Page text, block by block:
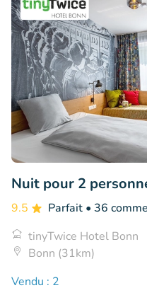
Nuit pour 2
9.5 Parfait • 36
tinyTwice Hotel Bonn
Bonn (31km)
Vendu : 2